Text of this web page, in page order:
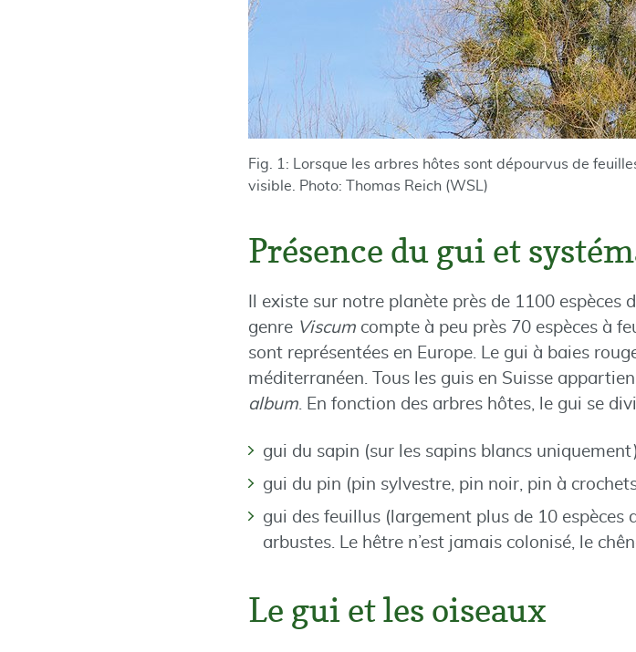
Fig. 1: Lorsque les arbres hôtes sont dépourvus de
visible. Photo: Thomas Reich (WSL)
Présence du gui et
Il existe sur notre planète près de 1100
genre Viscum compte à peu près 70 espèces à
sont représentées en Europe. Le gui à baies
méditerranéen. Tous les guis en Suisse
album. En fonction des arbres hôtes, le gui se
gui du sapin (sur les sapins blancs uniquement)
gui du pin (pin sylvestre, pin noir, pin à
gui des feuillus (largement plus de 10
arbustes. Le hêtre n’est jamais colonisé, le
Le gui et les oiseaux